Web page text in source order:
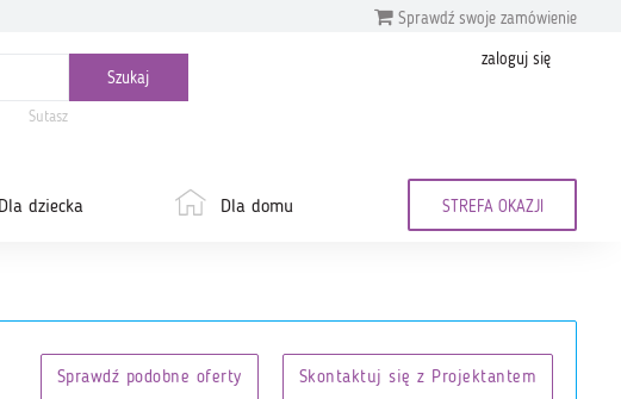
Sprawdź swoje zamówienie
Sutasz
zaloguj się
Dla dziecka Dla domu STREFA OKAZJI
Sprawdź podobne oferty Skontaktuj się z Projektantem